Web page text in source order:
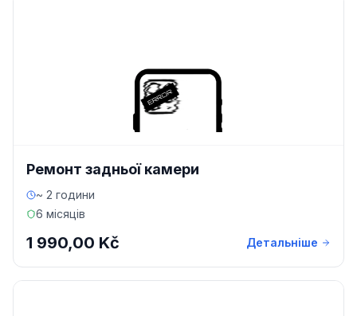
Ремонт задньої камери
~ 2 години
6 місяців
1 990,00 Kč Детальніше